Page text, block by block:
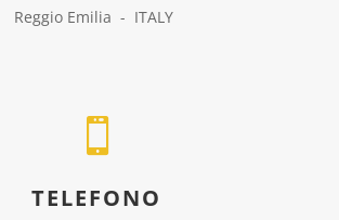
Reggio Emilia - ITALY

TELEFONO